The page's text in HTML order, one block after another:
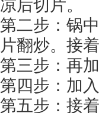
凉后切片。
第二步：锅
片翻炒。接
第三步：再
第四步：加
第五步：接